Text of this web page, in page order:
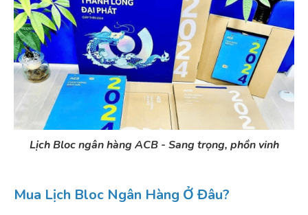
Lịch Bloc ngân hàng ACB - Sang trọng, phồn vinh
Mua Lịch Bloc Ngân Hàng Ở Đâu?